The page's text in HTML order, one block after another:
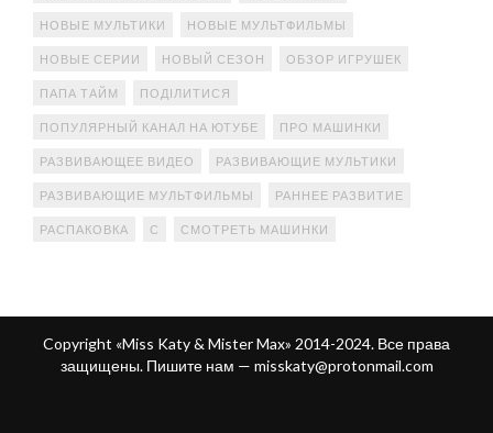
НОВЫЕ МУЛЬТИКИ НОВЫЕ МУЛЬТФИЛЬМЫ
НОВЫЕ СЕРИИ НОВЫЙ СЕЗОН ОБЗОР ИГРУШЕК
ПАПА ТАЙМ ПОДІЛИТИСЯ
ПОПУЛЯРНЫЙ КАНАЛ НА ЮТУБЕ ПРО МАШИНКИ
РАЗВИВАЮЩЕЕ ВИДЕО РАЗВИВАЮЩИЕ МУЛЬТИКИ
РАЗВИВАЮЩИЕ МУЛЬТФИЛЬМЫ РАННЕЕ РАЗВИТИЕ
РАСПАКОВКА С СМОТРЕТЬ МАШИНКИ
Copyright «Miss Katy & Mister Max» 2014-2024. Все права
защищены. Пишите нам — misskaty@protonmail.com